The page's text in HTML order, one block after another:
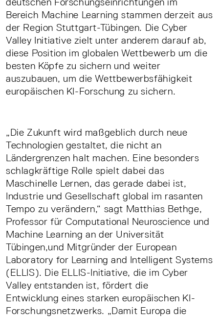
deutschen Forschungseinrichtungen im
Bereich Machine Learning stammen derzeit aus
der Region Stuttgart-Tübingen. Die Cyber
Valley Initiative zielt unter anderem darauf ab,
diese Position im globalen Wettbewerb um die
besten Köpfe zu sichern und weiter
auszubauen, um die Wettbewerbsfähigkeit
europäischen KI-Forschung zu sichern.
„Die Zukunft wird maßgeblich durch neue
Technologien gestaltet, die nicht an
Ländergrenzen halt machen. Eine besonders
schlagkräftige Rolle spielt dabei das
Maschinelle Lernen, das gerade dabei ist,
Industrie und Gesellschaft global im rasanten
Tempo zu verändern,“ sagt Matthias Bethge,
Professor für Computational Neuroscience und
Machine Learning an der Universität
Tübingen,und Mitgründer der European
Laboratory for Learning and Intelligent Systems
(ELLIS). Die ELLIS-Initiative, die im Cyber
Valley entstanden ist, fördert die
Entwicklung eines starken europäischen KI-
Forschungsnetzwerks. „Damit Europa die